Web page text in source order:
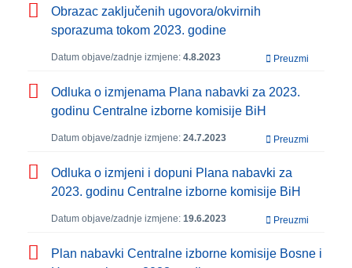
Obrazac zaključenih ugovora/okvirnih
sporazuma tokom 2023. godine
Datum objave/zadnje izmjene: 4.8.2023 Preuzmi
Odluka o izmjenama Plana nabavki za 2023.
godinu Centralne izborne komisije BiH
Datum objave/zadnje izmjene: 24.7.2023 Preuzmi
Odluka o izmjeni i dopuni Plana nabavki za
2023. godinu Centralne izborne komisije BiH
Datum objave/zadnje izmjene: 19.6.2023 Preuzmi
Plan nabavki Centralne izborne komisije Bosne i